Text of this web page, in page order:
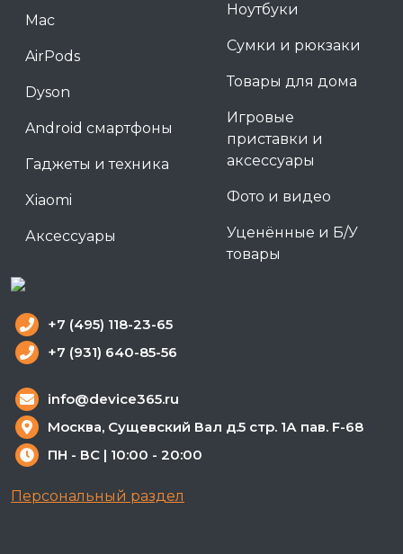
Mac
AirPods
Dyson
Android смартфоны
Гаджеты и техника
Xiaomi
Аксессуары
Ноутбуки
Сумки и рюкзаки
Товары для дома
Игровые
приставки и
аксессуары
Фото и видео
Уценённые и Б/У
товары
+7 (495) 118-23-65
+7 (931) 640-85-56
info@device365.ru
Москва, Сущевский Вал д.5 стр. 1А пав. F-68
ПН - ВС | 10:00 - 20:00
Персональный раздел